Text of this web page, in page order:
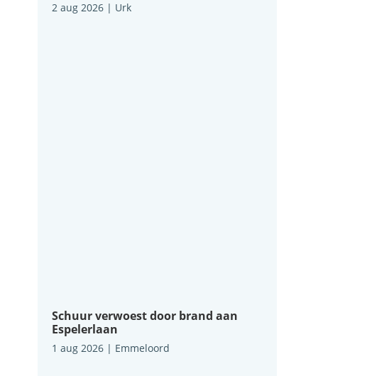
2 aug 2026| Urk
Schuur verwoest door brand aan
Espelerlaan
1 aug 2026| Emmeloord